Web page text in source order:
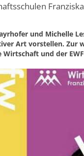
und Michelle
Art vorstellen. Zur
und der